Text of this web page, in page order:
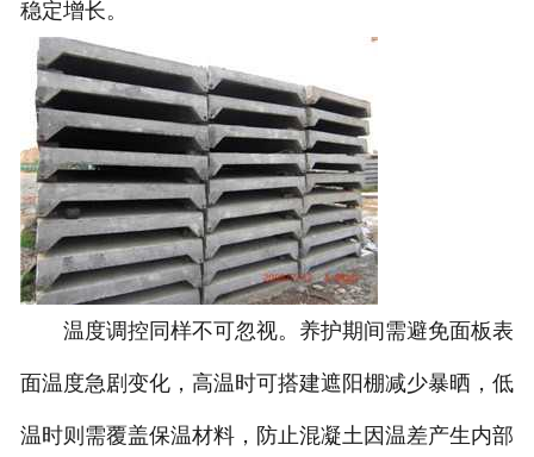
稳定增长。
温度调控同样不可忽视。养护期间需避免面板表
面温度急剧变化，高温时可搭建遮阳棚减少暴晒，低
温时则需覆盖保温材料，防止混凝土因温差产生内部